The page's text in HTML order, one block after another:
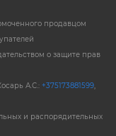
продавцом
о защите прав
А.С.: +375173881599,
и распорядительных